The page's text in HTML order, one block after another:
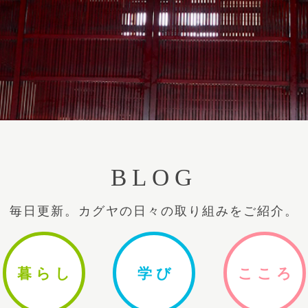
BLOG
毎日更新。カグヤの日々の取り組みをご紹介。
暮ら し 学 び ここ ろ